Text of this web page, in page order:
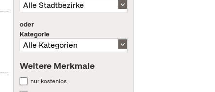
oder
Kategorie
Weitere Merkmale
nur kostenlos